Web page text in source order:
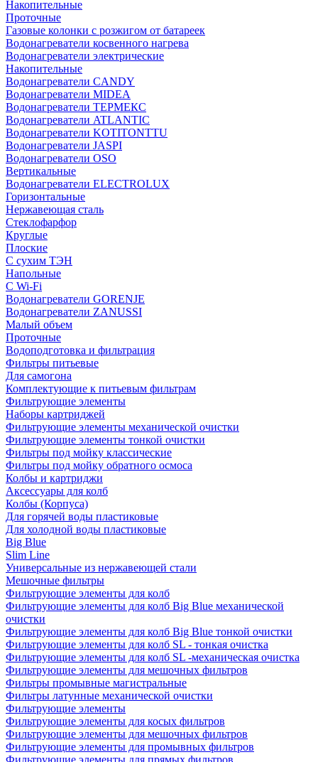
Накопительные
Проточные
Газовые колонки с розжигом от батареек
Водонагреватели косвенного нагрева
Водонагреватели электрические
Накопительные
Водонагреватели CANDY
Водонагреватели MIDEA
Водонагреватели ТЕРМЕКС
Водонагреватели ATLANTIC
Водонагреватели KOTITONTTU
Водонагреватели JASPI
Водонагреватели OSO
Вертикальные
Водонагреватели ELECTROLUX
Горизонтальные
Нержавеющая сталь
Стеклофарфор
Круглые
Плоские
С сухим ТЭН
Напольные
С Wi-Fi
Водонагреватели GORENJE
Водонагреватели ZANUSSI
Малый объем
Проточные
Водоподготовка и фильтрация
Фильтры питьевые
Для самогона
Комплектующие к питьевым фильтрам
Фильтрующие элементы
Наборы картриджей
Фильтрующие элементы механической очистки
Фильтрующие элементы тонкой очистки
Фильтры под мойку классические
Фильтры под мойку обратного осмоса
Колбы и картриджи
Аксессуары для колб
Колбы (Корпуса)
Для горячей воды пластиковые
Для холодной воды пластиковые
Big Blue
Slim Line
Универсальные из нержавеющей стали
Мешочные фильтры
Фильтрующие элементы для колб
Фильтрующие элементы для колб Big Blue механической
очистки
Фильтрующие элементы для колб Big Blue тонкой очистки
Фильтрующие элементы для колб SL - тонкая очистка
Фильтрующие элементы для колб SL -механическая очистка
Фильтрующие элементы для мешочных фильтров
Фильтры промывные магистральные
Фильтры латунные механической очистки
Фильтрующие элементы
Фильтрующие элементы для косых фильтров
Фильтрующие элементы для мешочных фильтров
Фильтрующие элементы для промывных фильтров
Фильтрующие элементы для прямых фильтров